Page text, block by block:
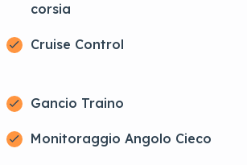
corsia
Cruise Control
Gancio Traino
Monitoraggio Angolo Cieco